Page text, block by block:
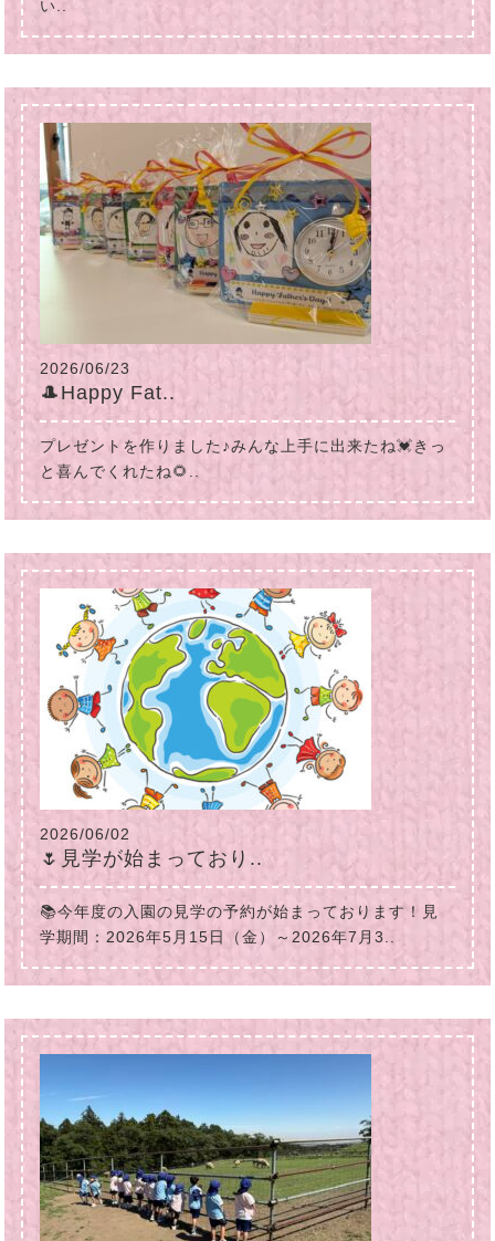
い..
2026/06/23
🎩Happy Fat..
プレゼントを作りました♪みんな上手に出来たね💓きっ
と喜んでくれたね🌻..
2026/06/02
🌷見学が始まっており..
📚今年度の入園の見学の予約が始まっております！見
学期間：2026年5月15日（金）～2026年7月3..